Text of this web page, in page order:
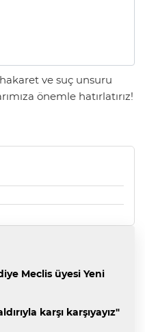
ve suç unsuru
önemle hatırlatırız!
Meclis üyesi Yeni
karşı karşıyayız"